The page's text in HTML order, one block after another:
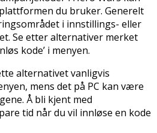
du bruker. Generelt
i innstillings- eller
Se etter alternativer merket
kode’ i menyen.
alternativet vanligvis
mens det på PC kan være
Å bli kjent med
tid når du vil innløse en kode